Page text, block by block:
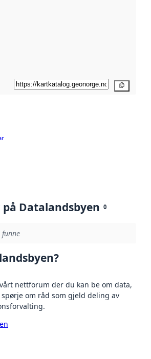
Datalandsbyen 0
nettforum der du kan be om data,
om råd som gjeld deling av